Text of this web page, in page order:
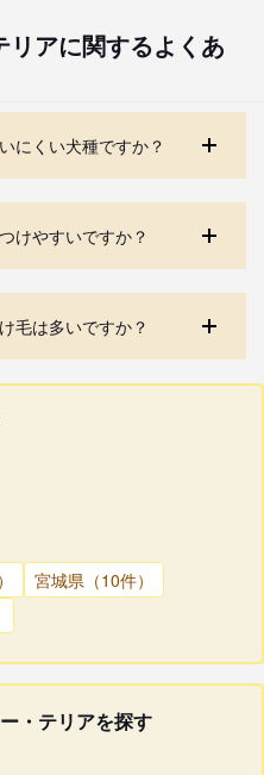
リアに関するよくあ
にくい犬種ですか？
けやすいですか？
毛は多いですか？
宮城県（10件）
・テリアを探す